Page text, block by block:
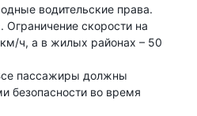
водительские права.
. Ограничение скорости на
ч, а в жилых районах – 50
пассажиры должны
безопасности во время